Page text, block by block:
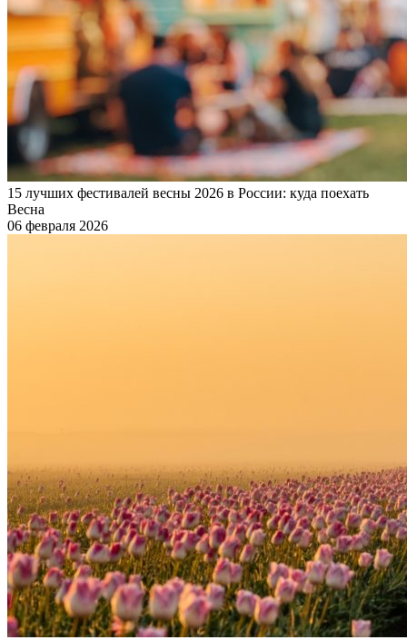
15 лучших фестивалей весны 2026 в России: куда поехать
Весна
06 февраля 2026